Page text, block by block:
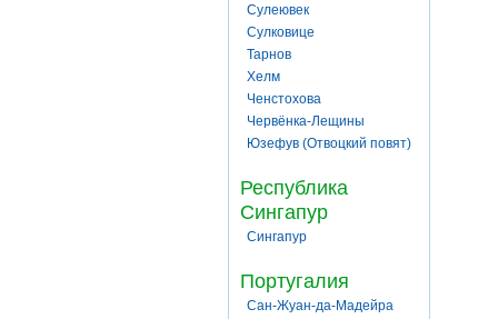
Сулеювек
Сулковице
Тарнов
Хелм
Ченстохова
Червёнка-Лещины
Юзефув (Отвоцкий повят)
Республика
Сингапур
Сингапур
Португалия
Сан-Жуан-да-Мадейра